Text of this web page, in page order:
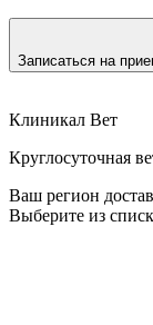
Записаться на
Клиникал Вет
Круглосуточная
Ваш регион
Выберите из